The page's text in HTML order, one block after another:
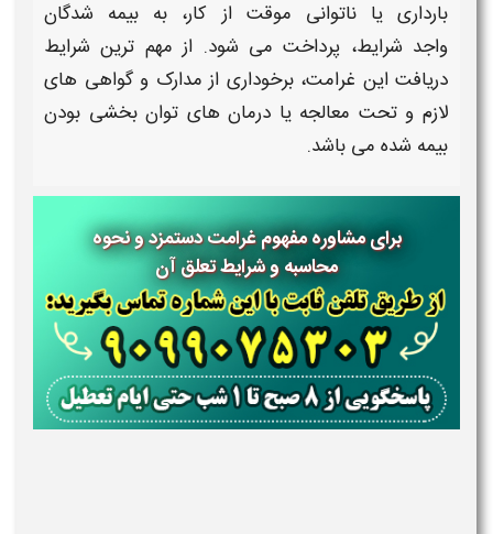
بارداری یا ناتوانی موقت از کار، به بیمه شدگان
واجد شرایط، پرداختمی شود. از مهم ترین شرایط
دریافتاین غرامت،برخوداری از مدارک و گواهی های
لازم و تحت معالجه یا درمان های توان بخشی بودن
بیمه شده می باشد.
برای مشاوره مفهوم غرامت دستمزد و نحوه
محاسبه و شرایط تعلق آن